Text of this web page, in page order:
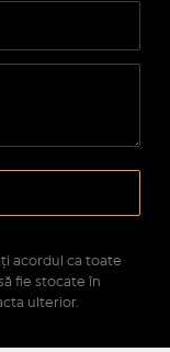
acordul ca toate
fie stocate în
ulterior.